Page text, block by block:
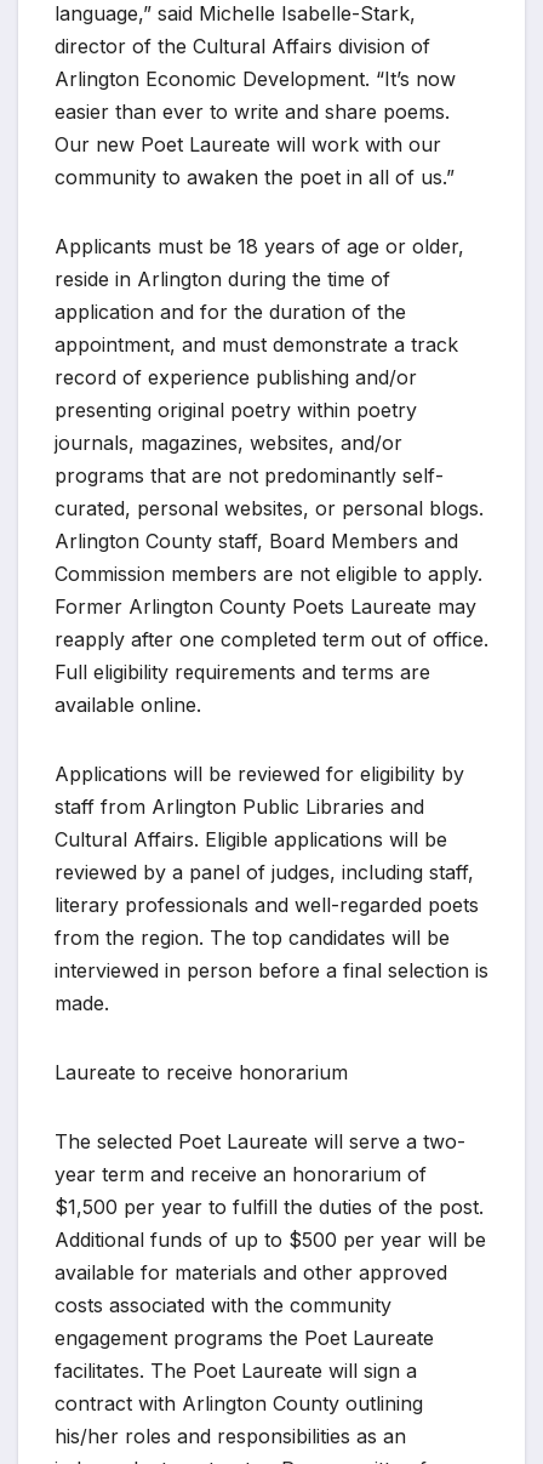
language,” said Michelle Isabelle-Stark,
director of the Cultural Affairs division of
Arlington Economic Development. “It’s now
easier than ever to write and share poems.
Our new Poet Laureate will work with our
community to awaken the poet in all of us.”
Applicants must be 18 years of age or older,
reside in Arlington during the time of
application and for the duration of the
appointment, and must demonstrate a track
record of experience publishing and/or
presenting original poetry within poetry
journals, magazines, websites, and/or
programs that are not predominantly self-
curated, personal websites, or personal blogs.
Arlington County staff, Board Members and
Commission members are not eligible to apply.
Former Arlington County Poets Laureate may
reapply after one completed term out of office.
Full eligibility requirements and terms are
available online.
Applications will be reviewed for eligibility by
staff from Arlington Public Libraries and
Cultural Affairs. Eligible applications will be
reviewed by a panel of judges, including staff,
literary professionals and well-regarded poets
from the region. The top candidates will be
interviewed in person before a final selection is
made.
Laureate to receive honorarium
The selected Poet Laureate will serve a two-
year term and receive an honorarium of
$1,500 per year to fulfill the duties of the post.
Additional funds of up to $500 per year will be
available for materials and other approved
costs associated with the community
engagement programs the Poet Laureate
facilitates. The Poet Laureate will sign a
contract with Arlington County outlining
his/her roles and responsibilities as an